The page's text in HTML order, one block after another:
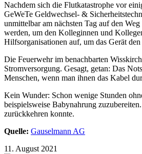
Nachdem sich die Flutkatastrophe vor
GeWeTe Geldwechsel- &
unmittelbar am nächsten Tag auf den
werden, um den Kolleginnen und
Hilfsorganisationen auf, um das Gerät
Die Feuerwehr im benachbarten
Stromversorgung. Gesagt, getan: Das
Menschen, wenn man ihnen das Kabel
Kein Wunder: Schon wenige Stunden
beispielsweise Babynahrung
zurückkehren konnte.
Quelle: Gauselmann AG
11. August 2021